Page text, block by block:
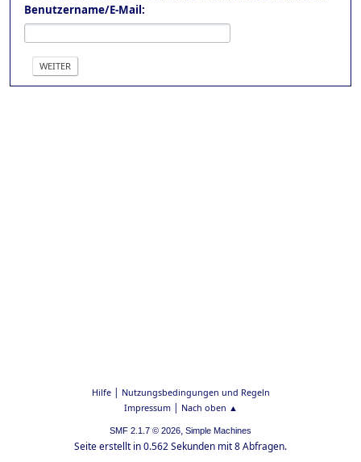
Benutzername/E-Mail:
Hilfe| Nutzungsbedingungen und Regeln
Impressum| Nach oben ▲
SMF 2.1.7 © 2026, Simple Machines
Seite erstellt in 0.562 Sekunden mit 8 Abfragen.